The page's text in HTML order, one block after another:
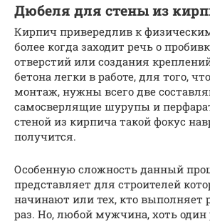
Дюбеля для стены из
Кирпич привередлив к
более когда заходит речь о
отверстий или создания
бетона легки в работе, для того,
монтаж, нужны всего две
самосверлящие шурупы и
стеной из кирпича такой фокус
получится.
Особенную сложность данный
представляет для строителей
начинают или тех, кто выполняет
раз. Но, любой мужчина, хоть один